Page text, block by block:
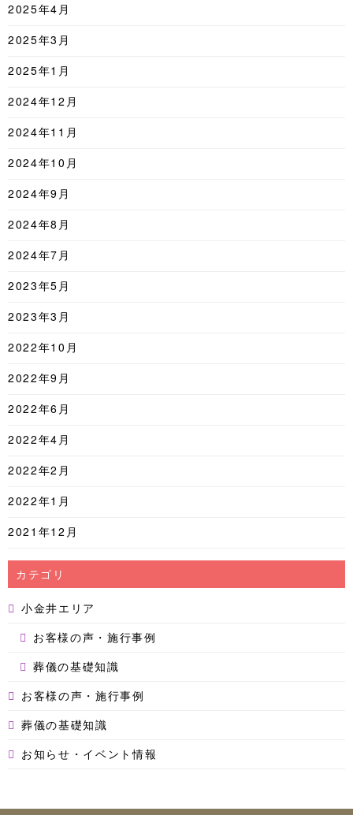
2025年4月
2025年3月
2025年1月
2024年12月
2024年11月
2024年10月
2024年9月
2024年8月
2024年7月
2023年5月
2023年3月
2022年10月
2022年9月
2022年6月
2022年4月
2022年2月
2022年1月
2021年12月
カテゴリ
小金井エリア
お客様の声・施行事例
葬儀の基礎知識
お客様の声・施行事例
葬儀の基礎知識
お知らせ・イベント情報